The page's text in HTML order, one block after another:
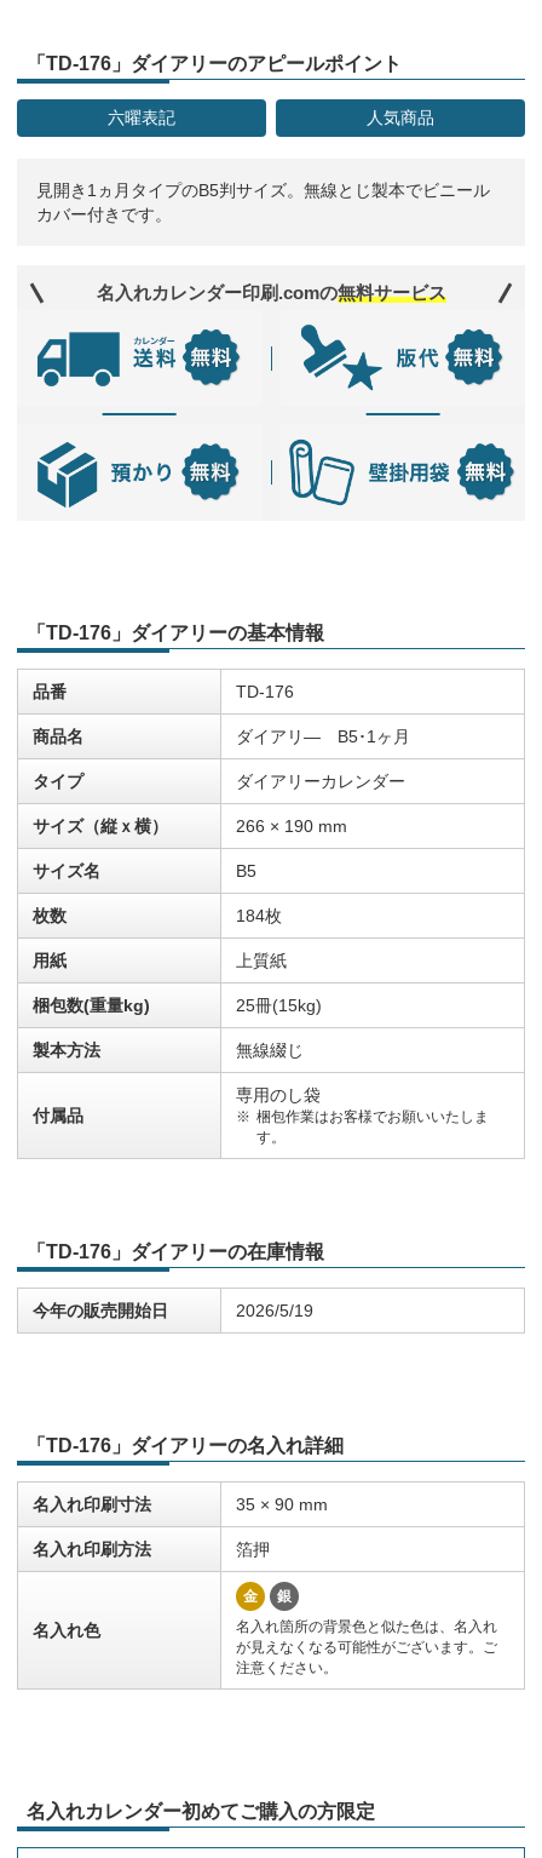
「TD-176」ダイアリーのアピールポイント
六曜表記 人気商品
見開き1ヵ月タイプのB5判サイズ。無線とじ製本でビニール
カバー付きです。
名入れカレンダー印刷.comの無料サービス
「TD-176」ダイアリーの基本情報
品番 TD-176
商品名 ダイアリ― B5･1ヶ月
タイプ ダイアリーカレンダー
サイズ（縦ｘ横） 266 × 190 mm
サイズ名 B5
枚数 184枚
用紙 上質紙
梱包数(重量kg) 25冊(15kg)
製本方法 無線綴じ
付属品
専用のし袋
梱包作業はお客様でお願いいたしま
す。
「TD-176」ダイアリーの在庫情報
今年の販売開始日 2026/5/19
「TD-176」ダイアリーの名入れ詳細
名入れ印刷寸法 35 × 90 mm
名入れ印刷方法 箔押
名入れ色
金
銀
名入れ箇所の背景色と似た色は、名入れ
が見えなくなる可能性がございます。ご
注意ください。
名入れカレンダー初めてご購入の方限定